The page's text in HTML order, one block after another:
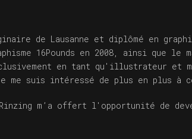
de Lausanne et diplômé en
16Pounds en 2008, ainsi que
en tant qu'illustrateur et
me suis intéressé de plus en plus à
Rinzing m’a offert l'opportunité de